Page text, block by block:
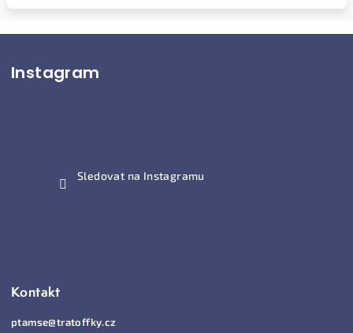
á
Kontakt
ptamse@tratoffky.cz
Instagram
Sledovat na Instagramu